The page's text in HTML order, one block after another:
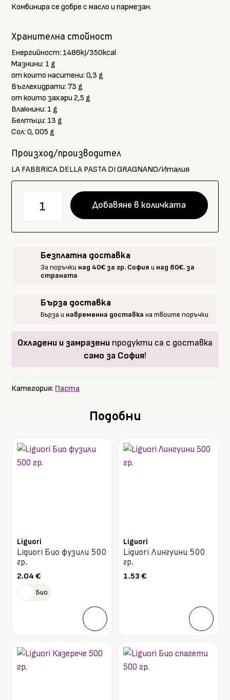
Комбинира се добре с масло и пармезан.
Хранителна стойност
Енергийност: 1486kJ/350kcal
Мазнини: 1 g
от които наситени: 0,3 g
Въглехидрати: 73 g
от които захари 2,5 g
Влакнини: 1 g
Белтъци: 13 g
Сол: 0, 005 g
Произход/производител
LA FABBRICA DELLA PASTA DI GRAGNANO/Италия
Le
Tartufo
Петеголе
250гр.
Добавяне в количката
Безплатна доставка
За поръчки над 40€ за гр. София и над 80€. за
страната
Бърза доставка
Бърза и навременна доставка на твоите поръчки
Охладени и замразени продукти са с доставка
само за София!
Категория: Паста
Подобни
Liguori
Liguori Био фузили 500
гр.
2.04€
Био
Liguori
Liguori Лингуини 500
гр.
1.53 €